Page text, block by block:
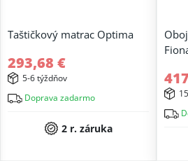
Taštičkový matrac Optima
293,68 €
5-6 týždňov
Doprava zadarmo
2 r. záruka